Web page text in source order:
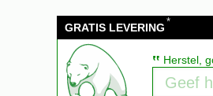
GRATIS LEVERING *
‟ Herstel,